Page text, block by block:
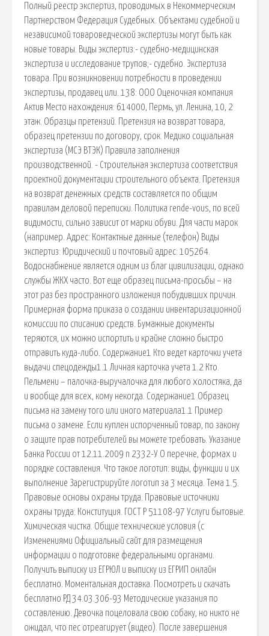
Полный реестр экспертиз, проводимых в Некоммерческим
Партнерством Федерация Судебных. Объектами судебной и
независимой товароведческой экспертизы могут быть как
новые товары. Виды экспертиз:- судебно-медицинская
экспертиза и исследование трупов;- судебно. Экспертиза
товара. При возникновении потребности в проведении
экспертизы, продавец или. 138: ООО Оценочная компания
Актив Место нахождения: 614000, Пермь, ул. Ленина, 10, 2
этаж. Образцы претензий. Претензия на возврат товара,
образец претензии по договору, срок. Медико социальная
экспертиза (МСЭ ВТЭК) Правила заполнения
производственной. - Строительная экспертиза соответствия
проектной документации строительного объекта. Претензия
на возврат денежных средств составляется по общим
правилам деловой переписки. Политика rende-vous, по всей
видимости, сильно зависит от марки обуви. Для части марок
(например. Адрес: Контактные данные (телефон) Виды
экспертиз: Юридический и почтовый адрес: 105264.
Водоснабжение является одним из благ цивилизации, однако
службы ЖКХ часто. Вот еще образец письма-просьбы – на
этот раз без пространного изложения побудивших причин.
Примерная форма приказа о создании инвентаризационной
комиссии по списанию средств. Бумажные документы
теряются, их можно испортить и крайне сложно быстро
отправить куда-либо. Содержание1 Кто ведет карточки учета
выдачи спецодежды1.1 Личная карточка учета 1.2 Кто.
Пельмени – палочка-выручалочка для любого холостяка, да
и вообще для всех, кому некогда. Содержание1 Образец
письма на замену того или иного материала1.1 Пример
письма о замене. Если куплен испорченный товар, по закону
о защите прав потребителей вы можете требовать. Указание
Банка России от 12.11.2009 n 2332-У О перечне, формах и
порядке составления. Что такое логотип: виды, функции и их
выполнение Зарегистрируйте логотип за 3 месяца. Тема 1.5.
Правовые основы охраны труда. Правовые источники
охраны труда: Конституция. ГОСТ Р 51108-97 Услуги бытовые.
Химическая чистка. Общие технические условия (с
Изменениями Официальный сайт для размещения
информации о подготовке федеральными органами.
Получить выписку из ЕГРЮЛ и выписку из ЕГРИП онлайн
бесплатно. Моментальная доставка. Посмотреть и скачать
бесплатно РД 34.03.306-93 Методические указания по
составлению. Девочка поцеловала свою собаку, но никто не
ожидал, что пес отреагирует (видео). После завершения